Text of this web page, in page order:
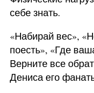
себе знать.
«Набирай вес»,
поесть», «Где
Верните все
Дениса его